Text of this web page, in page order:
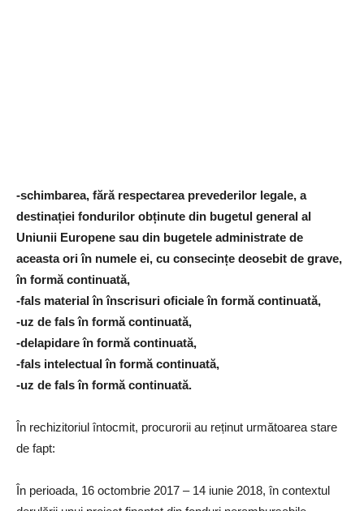
-schimbarea, fără respectarea prevederilor legale, a
destinației fondurilor obținute din bugetul general al
Uniunii Europene sau din bugetele administrate de
aceasta ori în numele ei, cu consecințe deosebit de grave,
în formă continuată,
-fals material în înscrisuri oficiale în formă continuată,
-uz de fals în formă continuată,
-delapidare în formă continuată,
-fals intelectual în formă continuată,
-uz de fals în formă continuată.
În rechizitoriul întocmit, procurorii au reținut următoarea stare
de fapt:
În perioada, 16 octombrie 2017 – 14 iunie 2018, în contextul